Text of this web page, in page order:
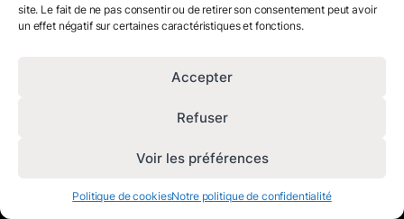
site. Le fait de ne pas consentir ou de retirer son consentement peut avoir
un effet négatif sur certaines caractéristiques et fonctions.
Accepter
Refuser
Voir les préférences
Politique de cookiesNotre politique de confidentialité